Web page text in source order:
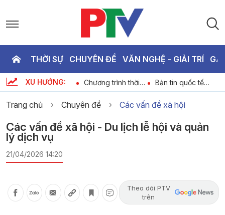
THỜI SỰ CHUYÊN ĐỀ VĂN NGHỆ - GIẢI TRÍ
XU HƯỚNG:
Dự báo thời tiết
ngày 06-08-2026
Chương trình thời
sự ngày 06-08-
2026
Bản tin quốc tế
18h45 ngày 06-
08-2026
Trang chủ Chuyên đề Các vấn đề xã hội
Các vấn đề xã hội - Du lịch lễ hội và quản
lý dịch vụ
21/04/2026 14:20
Theo dõi PTV
trên